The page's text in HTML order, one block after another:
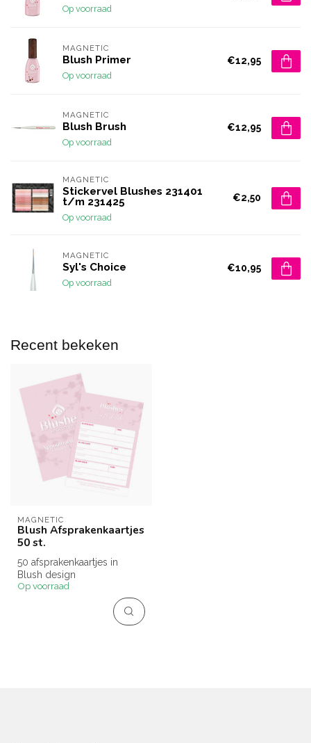
Op voorraad
MAGNETIC
Blush Primer
Op voorraad
€12,95
MAGNETIC
Blush Brush
Op voorraad
€12,95
MAGNETIC
Stickervel Blushes 231401
t/m 231425
Op voorraad
€2,50
MAGNETIC
Syl's Choice
Op voorraad
€10,95
Recent bekeken
MAGNETIC
Blush Afsprakenkaartjes
50 st.
50 afsprakenkaartjes in
Blush design
Op voorraad